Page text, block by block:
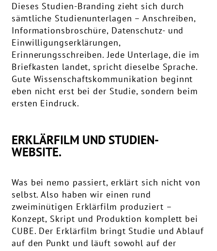
Dieses Studien-Branding zieht sich durch
sämtliche Studienunterlagen – Anschreiben,
Informationsbroschüre, Datenschutz- und
Einwilligungserklärungen,
Erinnerungsschreiben. Jede Unterlage, die im
Briefkasten landet, spricht dieselbe Sprache.
Gute Wissenschaftskommunikation beginnt
eben nicht erst bei der Studie, sondern beim
ersten Eindruck.
ERKLÄRFILM UND STUDIEN-
WEBSITE.
Was bei nemo passiert, erklärt sich nicht von
selbst. Also haben wir einen rund
zweiminütigen Erklärfilm produziert –
Konzept, Skript und Produktion komplett bei
CUBE. Der Erklärfilm bringt Studie und Ablauf
auf den Punkt und läuft sowohl auf der